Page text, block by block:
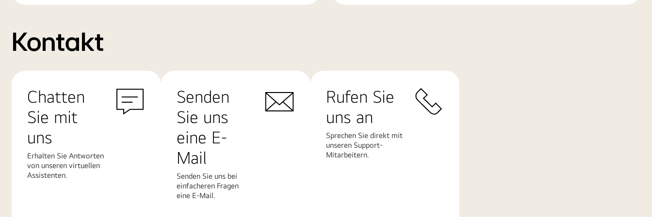
Kontakt
Chatten
Sie mit
uns
Erhalten Sie Antworten
von unseren virtuellen
Assistenten.
Senden
Sie uns
eine E-
Mail
Senden Sie uns bei
einfacheren Fragen
eine E-Mail.
Rufen Sie
uns an
Sprechen Sie direkt mit
unseren Support-
Mitarbeitern.